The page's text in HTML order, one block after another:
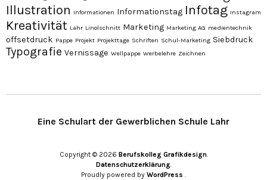
Illustration Informationen Informationstag Infotag Instagram
Kreativität Lahr Linolschnitt Marketing Marketing AG medientechnik
offsetdruck Pappe Projekt Projekttage Schriften Schul-Marketing Siebdruck
Typografie Vernissage Wellpappe Werbelehre Zeichnen
Eine Schulart der Gewerblichen Schule Lahr
Copyright © 2026 Berufskolleg Grafikdesign
Datenschutzerklärung
Proudly powered by WordPress